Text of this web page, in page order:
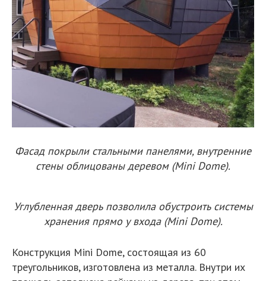
Фасад покрыли стальными панелями, внутренние
стены облицованы деревом (Mini Dome).
Углубленная дверь позволила обустроить системы
хранения прямо у входа (Mini Dome).
Конструкция Mini Dome, состоящая из 60
треугольников, изготовлена из металла. Внутри их